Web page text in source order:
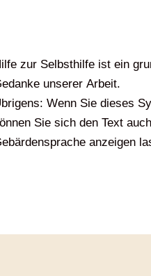
unserer Arbeit.
Wenn Sie dieses
Sie sich den Text
anzeigen